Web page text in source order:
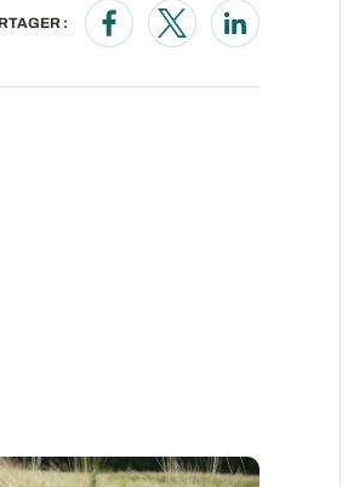
:
Opens in a new window
Opens in a new
Opens in a